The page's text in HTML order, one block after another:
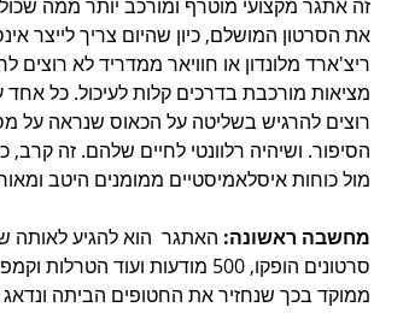
את הסרטון המושלם, כיון שהיום צריך לייצר
ריצ'ארד מלונדון או חוויאר ממדריד לא
מציאות מורכבת בדרכים קלות לעיכול. כל אחד
רוצים להרגיש בשליטה על הכאוס שנראה על
הסיפור. ושיהיה רלוונטי לחיים שלהם. זה
מול כוחות איסלאמיסטיים ממומנים היטב
מחשבה ראשונה: האתגר  הוא להגיע לאותה
סרטונים הופקו, 500 מודעות
ממוקד בכך שנחזיר את החטופים הביתה